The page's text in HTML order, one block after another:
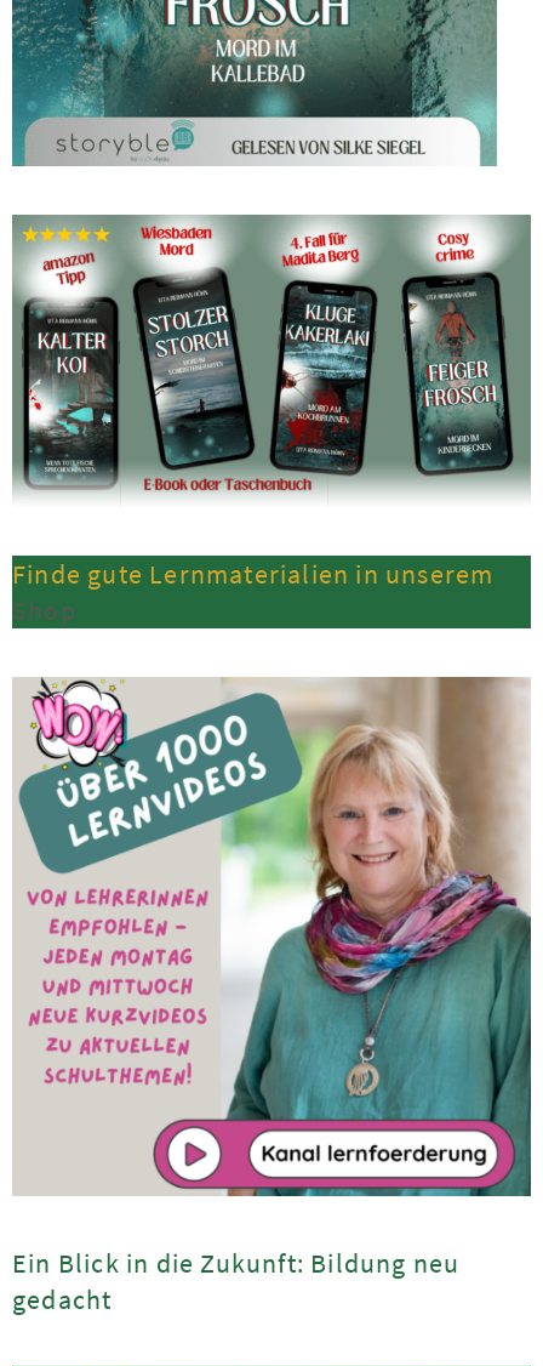
Finde gute Lernmaterialien in unserem
Shop
Ein Blick in die Zukunft: Bildung neu
gedacht